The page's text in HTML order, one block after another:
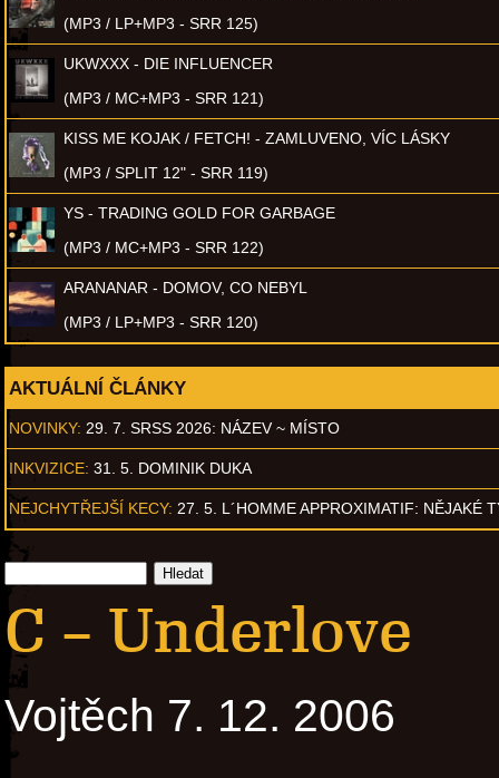
(MP3 / LP+MP3 - SRR 125)
UKWXXX - DIE INFLUENCER
(MP3 / MC+MP3 - SRR 121)
KISS ME KOJAK / FETCH! - ZAMLUVENO, VÍC LÁSKY
(MP3 / SPLIT 12" - SRR 119)
YS - TRADING GOLD FOR GARBAGE
(MP3 / MC+MP3 - SRR 122)
ARANANAR - DOMOV, CO NEBYL
(MP3 / LP+MP3 - SRR 120)
AKTUÁLNÍ ČLÁNKY
NOVINKY: 29. 7. SRSS 2026: NÁZEV ~ MÍSTO
INKVIZICE: 31. 5. DOMINIK DUKA
NEJCHYTŘEJŠÍ KECY: 27. 5. L´HOMME APPROXIMATIF: NĚJAKÉ
C – Underlove
Vojtěch 7. 12. 2006